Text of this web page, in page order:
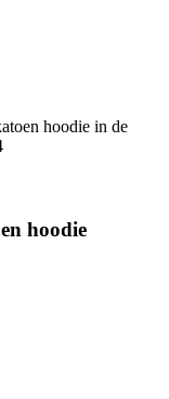
hoodie